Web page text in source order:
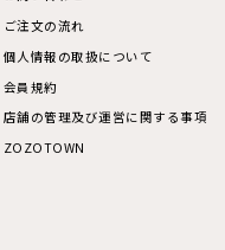
ご注文の流れ
個人情報の取扱について
会員規約
店舗の管理及び運営に関する事項
ZOZOTOWN